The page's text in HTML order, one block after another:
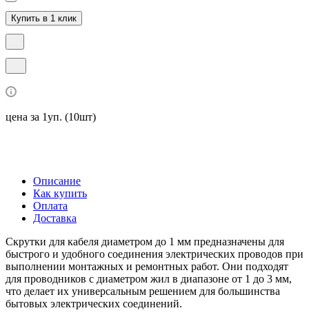
Купить в 1 клик
цена за 1уп. (10шт)
Описание
Как купить
Оплата
Доставка
Скрутки для кабеля диаметром до 1 мм предназначены для
быстрого и удобного соединения электрических проводов при
выполнении монтажных и ремонтных работ. Они подходят
для проводников с диаметром жил в диапазоне от 1 до 3 мм,
что делает их универсальным решением для большинства
бытовых электрических соединений.